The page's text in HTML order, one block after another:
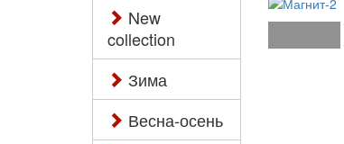
New
collection
Зима
Весна-осень